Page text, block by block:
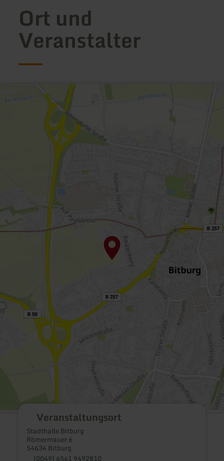
Ort und
Veranstalter
Veranstaltungsort
Stadthalle Bitburg
Römermauer 6
54634 Bitburg
(0049) 6561 9492810